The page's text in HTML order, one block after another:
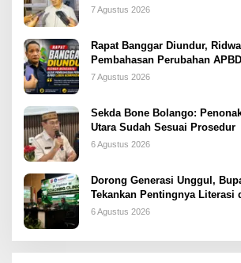
7 Agustus 2026
Rapat Banggar Diundur,
Pembahasan Perubahan
Komprehensif
7 Agustus 2026
Sekda Bone Bolango:
Utara Sudah Sesuai Prosedur
6 Agustus 2026
Dorong Generasi Unggul,
Tekankan Pentingnya Literasi
sejak Dini
6 Agustus 2026